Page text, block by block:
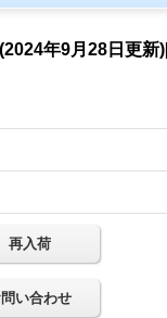
年9月28日更
再入荷
い合わせ